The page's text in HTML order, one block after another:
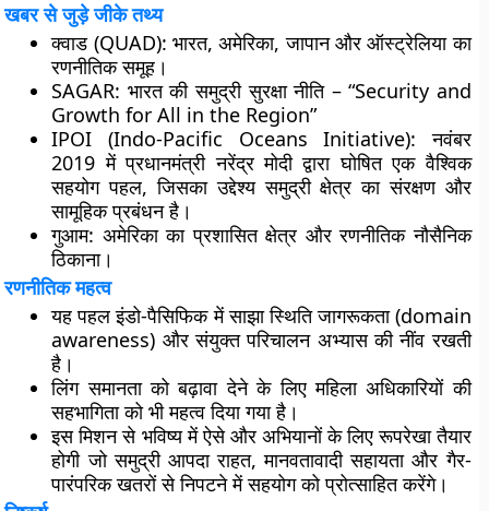
खबर से जुड़े जीके तथ्य
क्वाड (QUAD): भारत, अमेरिका, जापान और ऑस्ट्रेलिया का
रणनीतिक समूह।
SAGAR: भारत की समुद्री सुरक्षा नीति – “Security and
Growth for All in the Region”
IPOI (Indo-Pacific Oceans Initiative): नवंबर
2019 में प्रधानमंत्री नरेंद्र मोदी द्वारा घोषित एक वैश्विक
सहयोग पहल, जिसका उद्देश्य समुद्री क्षेत्र का संरक्षण और
सामूहिक प्रबंधन है।
गुआम: अमेरिका का प्रशासित क्षेत्र और रणनीतिक नौसैनिक
ठिकाना।
रणनीतिक महत्व
यह पहल इंडो-पैसिफिक मेंसाझा स्थिति जागरूकता (domain
awareness) औरसंयुक्त परिचालन अभ्यासकी नींव रखती
है।
लिंग समानताको बढ़ावा देने के लिए महिला अधिकारियों की
सहभागिता को भी महत्व दिया गया है।
इस मिशन से भविष्य में ऐसे और अभियानोंके लिए रूपरेखा तैयार
होगी जो समुद्री आपदा राहत, मानवतावादी सहायता और गैर-
पारंपरिक खतरों से निपटने में सहयोग को प्रोत्साहित करेंगे।